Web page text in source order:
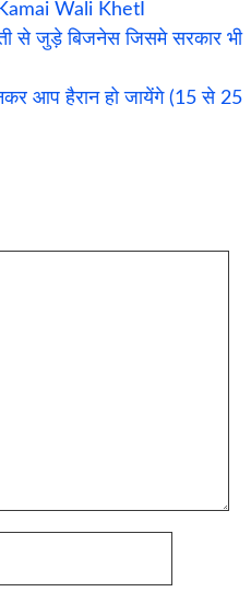
Wali KhetI
से जुड़े बिजनेस जिसमे सरकार भी
आप हैरान हो जायेंगे (15 से 25